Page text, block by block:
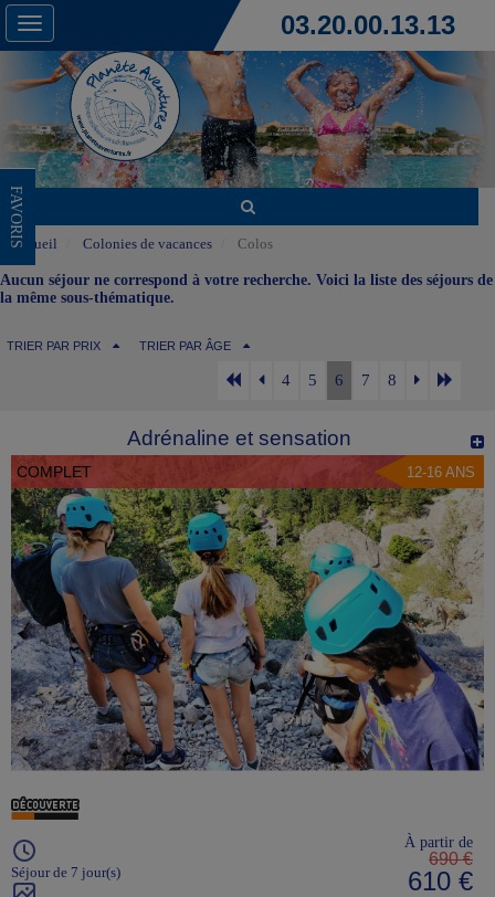
Toggle
navigation
03.20.00.13.13
FAVORIS
Accueil Colonies de vacances Colos
Aucun séjour ne correspond à votre recherche. Voici la liste des séjours de
la même sous-thématique.
TRIER PAR PRIX TRIER PAR ÂGE
4 5 6 7 8
Adrénaline et sensation
COMPLET 12-16 ANS
Séjour de 7 jour(s)
À partir de
690 €
610 €